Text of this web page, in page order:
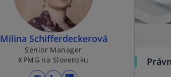
Milina Schifferdeckerová
Senior Manager
KPMG na Slovensku